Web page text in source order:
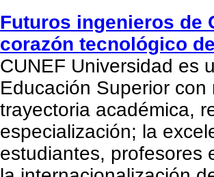
Futuros ingenieros de
corazón tecnológico
CUNEF Universidad es
Educación Superior
trayectoria académica,
especialización; la
estudiantes, profesores